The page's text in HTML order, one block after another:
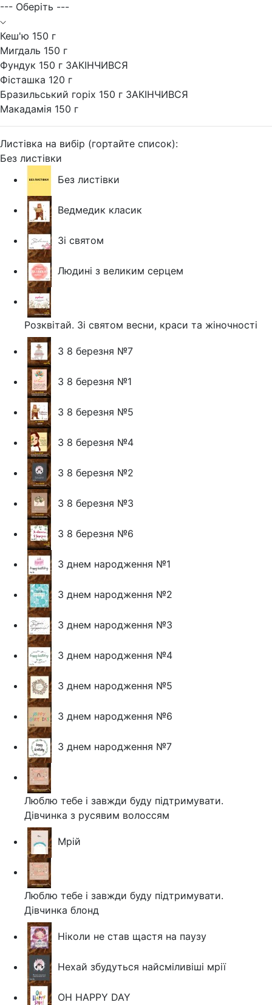
--- Оберіть ---
Кеш'ю 150 г
Мигдаль 150 г
Фундук 150 г ЗАКІНЧИВСЯ
Фісташка 120 г
Бразильський горіх 150 г ЗАКІНЧИВСЯ
Макадамія 150 г
Листівка на вибір (гортайте список):
Без листівки
Без листівки
Ведмедик класик
Зі святом
Людині з великим серцем
Розквітай. Зі святом весни, краси та жіночності
З 8 березня №7
З 8 березня №1
З 8 березня №5
З 8 березня №4
З 8 березня №2
З 8 березня №3
З 8 березня №6
З днем народження №1
З днем народження №2
З днем народження №3
З днем народження №4
З днем народження №5
З днем народження №6
З днем народження №7
Люблю тебе і завжди буду підтримувати.
Дівчинка з русявим волоссям
Мрій
Люблю тебе і завжди буду підтримувати.
Дівчинка блонд
Ніколи не став щастя на паузу
Нехай збудуться найсміливіші мрії
OH HAPPY DAY